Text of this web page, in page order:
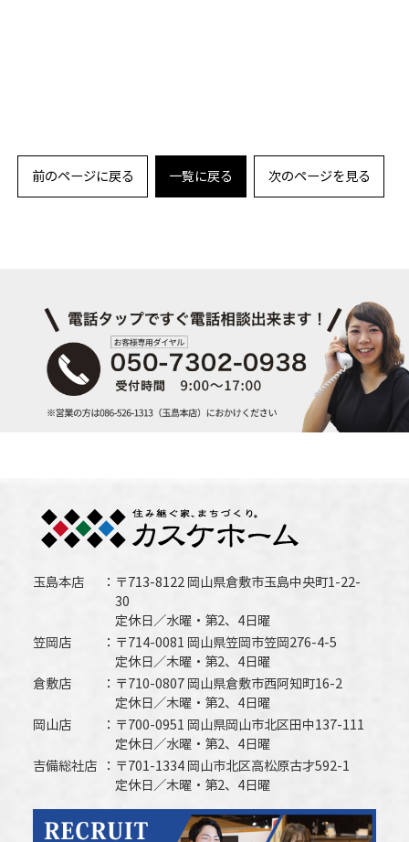
前のページに戻る 一覧に戻る 次のページを見る
玉島本店
〒713-8122 岡山県倉敷市玉島中央町1-22-
30
定休日／水曜・第2、4日曜
笠岡店
〒714-0081 岡山県笠岡市笠岡276-4-5
定休日／木曜・第2、4日曜
倉敷店
〒710-0807 岡山県倉敷市西阿知町16-2
定休日／木曜・第2、4日曜
岡山店
〒700-0951 岡山県岡山市北区田中137-111
定休日／水曜・第2、4日曜
吉備総社店
〒701-1334 岡山市北区高松原古才592-1
定休日／木曜・第2、4日曜